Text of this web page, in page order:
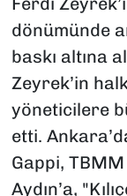
dönümünde
baskı altına
Zeyrek’in
yöneticilere
etti.
Gappi,
Aydın’a,